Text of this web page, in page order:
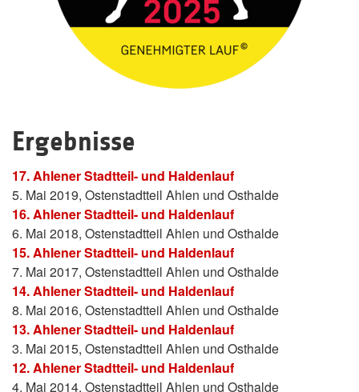
Ergebnisse
17. Ahlener Stadtteil- und Haldenlauf
5. Mai 2019, Ostenstadtteil Ahlen und Osthalde
16. Ahlener Stadtteil- und Haldenlauf
6. Mai 2018, Ostenstadtteil Ahlen und Osthalde
15. Ahlener Stadtteil- und Haldenlauf
7. Mai 2017, Ostenstadtteil Ahlen und Osthalde
14. Ahlener Stadtteil- und Haldenlauf
8. Mai 2016, Ostenstadtteil Ahlen und Osthalde
13. Ahlener Stadtteil- und Haldenlauf
3. Mai 2015, Ostenstadtteil Ahlen und Osthalde
12. Ahlener Stadtteil- und Haldenlauf
4. Mai 2014, Ostenstadtteil Ahlen und Osthalde